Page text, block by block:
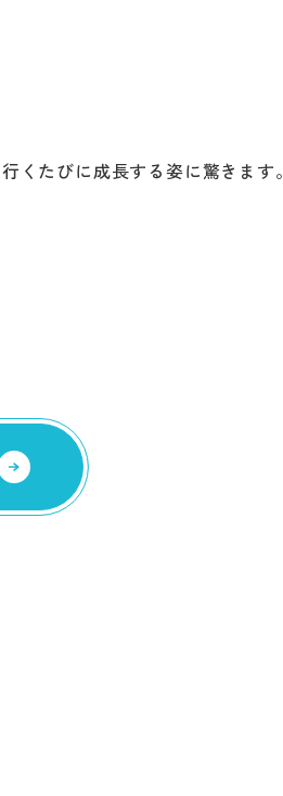
くたびに成長する姿に驚きます。